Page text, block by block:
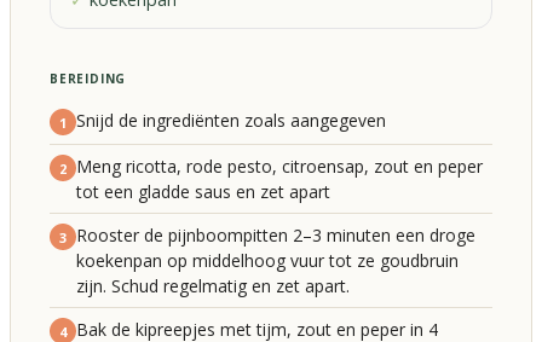
BEREIDING
1 Snijd de ingrediënten zoals aangegeven
2 Meng ricotta, rode pesto, citroensap, zout en peper
tot een gladde saus en zet apart
3 Rooster de pijnboompitten 2–3 minuten een droge
koekenpan op middelhoog vuur tot ze goudbruin
zijn. Schud regelmatig en zet apart.
4 Bak de kipreepjes met tijm, zout en peper in 4